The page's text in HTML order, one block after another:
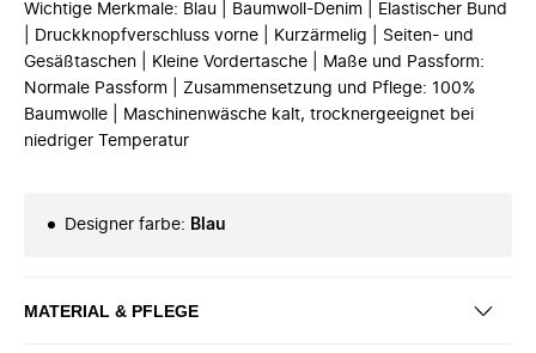
Wichtige Merkmale: Blau | Baumwoll-Denim | Elastischer Bund
| Druckknopfverschluss vorne | Kurzärmelig | Seiten- und
Gesäßtaschen | Kleine Vordertasche | Maße und Passform:
Normale Passform | Zusammensetzung und Pflege: 100%
Baumwolle | Maschinenwäsche kalt, trocknergeeignet bei
niedriger Temperatur
Designer farbe: Blau
MATERIAL & PFLEGE